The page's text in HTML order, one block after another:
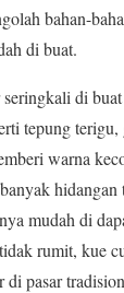
bahan-
di buat.
di
tepung
warna
hidangan
mudah di
rumit, kue
pasar